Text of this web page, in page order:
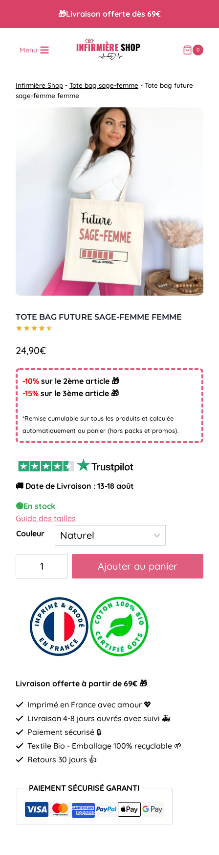
contenu
🎁Livraison offerte dès 69€
Menu 0
Infirmière Shop - Tote bag sage-femme - Tote bag future
sage-femme femme
TOTE BAG FUTURE SAGE-FEMME FEMME
24,90€
-10% sur le 2ème article 🎁
-15% sur le 3ème article 🎁
*Remise cumulable sur tous les produits et calculée
automatiquement au panier (hors packs et promos).
🚚 Date de Livraison : 13-18 août
🟢En stock
Guide des tailles
Couleur
future
sage-
femme
femme
Ajouter au panier
Livraison offerte à partir de 69€ 🎁
Imprimé en France avec amour 💖
Livraison 4-8 jours ouvrés avec suivi 🚑
Paiement sécurisé 🔒
Textile Bio - Emballage 100% recyclable 🌱
Retours 30 jours 👍
PAIEMENT SÉCURISÉ GARANTI